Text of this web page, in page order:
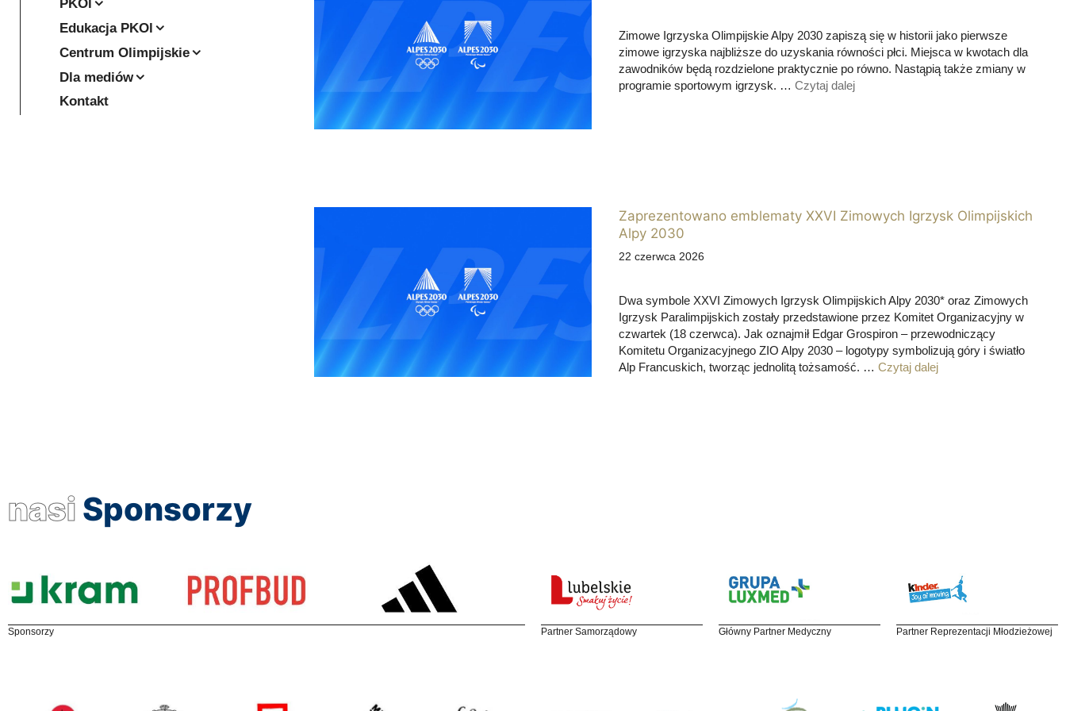
Zimowe Igrzyska Olimpijskie Alpy 2030 zapiszą się w historii jako pierwsze
zimowe igrzyska najbliższe do uzyskania równości płci. Miejsca w kwotach dla
zawodników będą rozdzielone praktycznie po równo. Nastąpią także zmiany w
programie sportowym igrzysk. … Czytaj dalej
Zaprezentowano emblematy XXVI Zimowych Igrzysk Olimpijskich
Alpy 2030
22 czerwca 2026
Dwa symbole XXVI Zimowych Igrzysk Olimpijskich Alpy 2030* oraz Zimowych
Igrzysk Paralimpijskich zostały przedstawione przez Komitet Organizacyjny w
czwartek (18 czerwca). Jak oznajmił Edgar Grospiron – przewodniczący
Komitetu Organizacyjnego ZIO Alpy 2030 – logotypy symbolizują góry i światło
Alp Francuskich, tworząc jednolitą tożsamość. … Czytaj dalej
PKOl
Edukacja PKOl
Centrum Olimpijskie
Dla mediów
Kontakt
nasi Sponsorzy
Sponsorzy Partner Samorządowy Główny Partner Medyczny Partner Reprezentacji Młodzieżowej